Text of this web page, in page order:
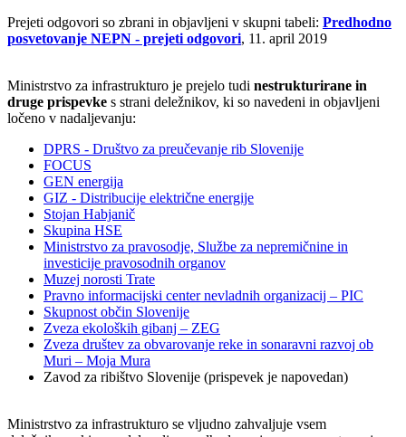
Prejeti odgovori so zbrani in objavljeni v skupni tabeli: Predhodno
posvetovanje NEPN - prejeti odgovori, 11. april 2019
Ministrstvo za infrastrukturo je prejelo tudi nestrukturirane in
druge prispevke s strani deležnikov, ki so navedeni in objavljeni
ločeno v nadaljevanju:
DPRS - Društvo za preučevanje rib Slovenije
FOCUS
GEN energija
GIZ - Distribucije električne energije
Stojan Habjanič
Skupina HSE
Ministrstvo za pravosodje, Službe za nepremičnine in
investicije pravosodnih organov
Muzej norosti Trate
Pravno informacijski center nevladnih organizacij – PIC
Skupnost občin Slovenije
Zveza ekoloških gibanj – ZEG
Zveza društev za obvarovanje reke in sonaravni razvoj ob
Muri – Moja Mura
Zavod za ribištvo Slovenije (prispevek je napovedan)
Ministrstvo za infrastrukturo se vljudno zahvaljuje vsem